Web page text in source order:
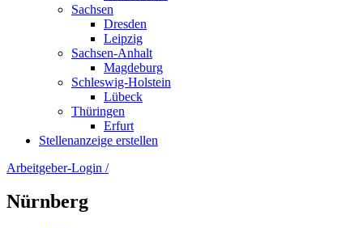
Sachsen
Dresden
Leipzig
Sachsen-Anhalt
Magdeburg
Schleswig-Holstein
Lübeck
Thüringen
Erfurt
Stellenanzeige erstellen
Arbeitgeber-Login /
Nürnberg